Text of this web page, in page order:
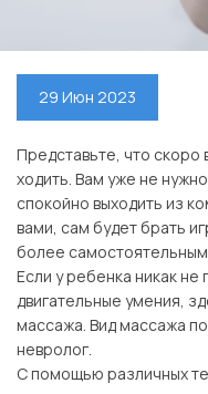
29 Июн 2023
Представьте, что скоро
ходить. Вам уже не
спокойно выходить из
вами, сам будет брать
более
Если у ребенка никак не
двигательные умения,
массажа. Вид массажа
невролог.
С помощью различных